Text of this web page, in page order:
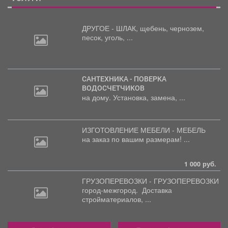
ДРУГОЕ - ШЛАК, щебень, чернозем,
песок, уголь, ...
САНТЕХНИКА - ПОВЕРКА
ВОДОСЧЕТЧИКОВ
на дому. Установка, замена, ...
ИЗГОТОВЛЕНИЕ МЕБЕЛИ - МЕБЕЛЬ
на заказ по вашим размерам! ...
1 000 руб.
ГРУЗОПЕРЕВОЗКИ - ГРУЗОПЕРЕВОЗКИ
город-межгород. Доставка
стройматериалов, ...